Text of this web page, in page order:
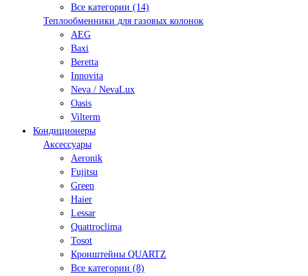
Все категории (14)
Теплообменники для газовых колонок
AEG
Baxi
Beretta
Innovita
Neva / NevaLux
Oasis
Vilterm
Кондиционеры
Аксессуары
Aeronik
Fujitsu
Green
Haier
Lessar
Quattroclima
Tosot
Кронштейны QUARTZ
Все категории (8)